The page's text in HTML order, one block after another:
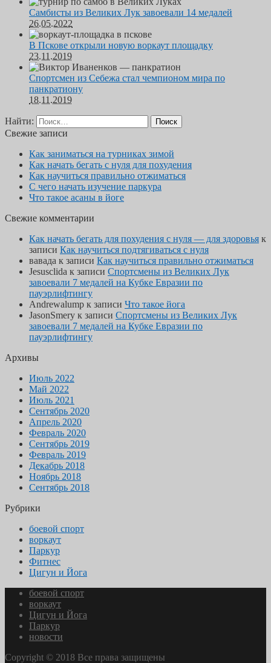
Самбисты из Великих Лук завоевали 14 медалей
26.05.2022
В Пскове открыли новую воркаут площадку
23.11.2019
Спортсмен из Себежа стал чемпионом мира по
панкратиону
18.11.2019
Найти:
Свежие записи
Как заниматься на турниках зимой
Как начать бегать с нуля для похудения
Как научиться правильно отжиматься
С чего начать изучение паркура
Что такое асаны в йоге
Свежие комментарии
Как начать бегать для похудения с нуля — для здоровья к
записи Как научиться подтягиваться с нуля
вавада к записи Как научиться правильно отжиматься
Jesusclida к записи Спортсмены из Великих Лук
завоевали 7 медалей на Кубке Евразии по
пауэрлифтингу
Andrewalump к записи Что такое йога
JasonSmery к записи Спортсмены из Великих Лук
завоевали 7 медалей на Кубке Евразии по
пауэрлифтингу
Архивы
Июль 2022
Май 2022
Июль 2021
Сентябрь 2020
Апрель 2020
Февраль 2020
Сентябрь 2019
Февраль 2019
Декабрь 2018
Ноябрь 2018
Сентябрь 2018
Рубрики
боевой спорт
воркаут
Паркур
Фитнес
Цигун и Йога
боевой спорт
воркаут
Цигун и Йога
Паркур
новости
Copyright © 2018 Все права защищены